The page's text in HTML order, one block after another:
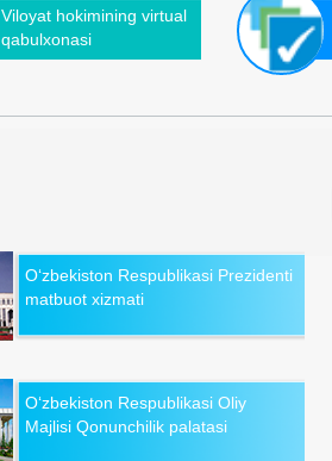
Viloyat hokimining virtual
qabulxonasi
O‘zbekiston Respublikasi Prezidenti
matbuot xizmati
O‘zbekiston Respublikasi Oliy
Majlisi Qonunchilik palatasi